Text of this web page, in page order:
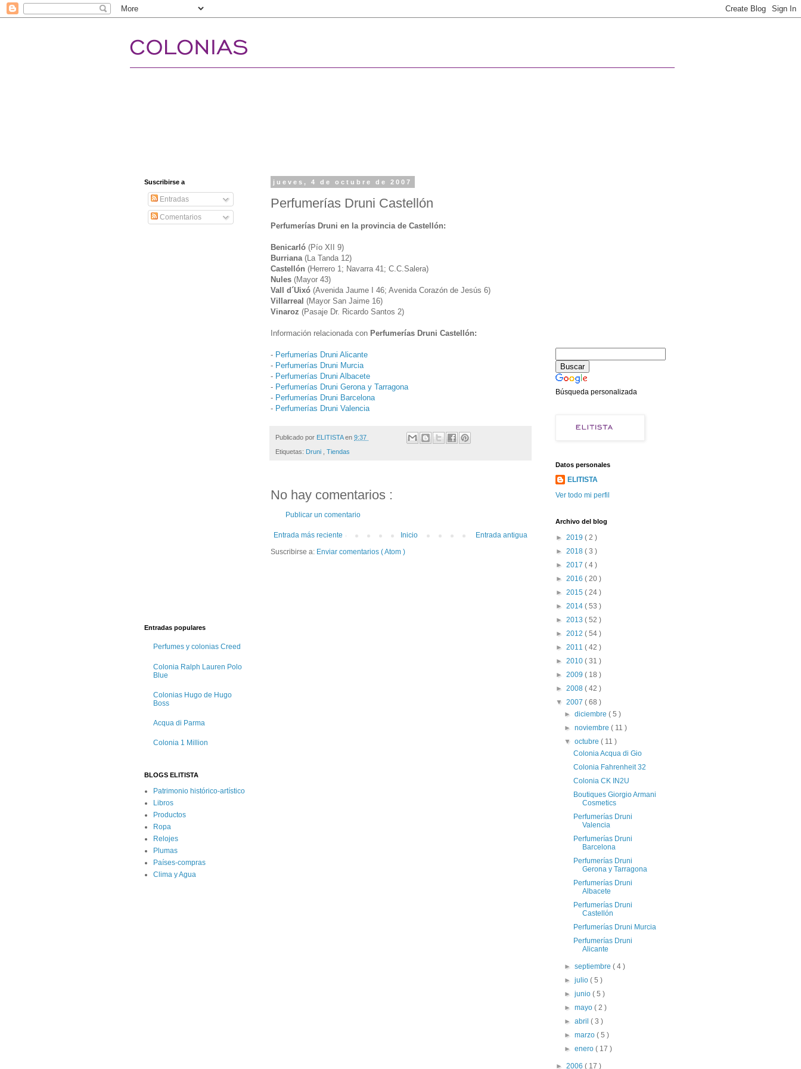
jueves, 4 de octubre de 2007
Perfumerías Druni Castellón
Perfumerías Druni en la provincia de Castellón:
Benicarló (Pío XII 9)
Burriana (La Tanda 12)
Castellón (Herrero 1; Navarra 41; C.C.Salera)
Nules (Mayor 43)
Vall d´Uixó (Avenida Jaume I 46; Avenida Corazón de Jesús 6)
Villarreal (Mayor San Jaime 16)
Vinaroz (Pasaje Dr. Ricardo Santos 2)
Información relacionada con Perfumerías Druni Castellón:
- Perfumerías Druni Alicante
- Perfumerías Druni Murcia
- Perfumerías Druni Albacete
- Perfumerías Druni Gerona y Tarragona
- Perfumerías Druni Barcelona
- Perfumerías Druni Valencia
Publicado por ELITISTAen 9:37
Etiquetas: Druni Tiendas
No hay comentarios :
Publicar un comentario
Entrada más reciente Entrada antigua
Inicio
Suscribirse a: Enviar comentarios ( Atom )
Suscribirse a
Entradas
Comentarios
Entradas populares
Perfumes y colonias Creed
Colonia Ralph Lauren Polo
Blue
Colonias Hugo de Hugo
Boss
Acqua di Parma
Colonia 1 Million
BLOGS ELITISTA
Patrimonio histórico-artístico
Libros
Productos
Ropa
Relojes
Plumas
Países-compras
Clima y Agua
Búsqueda personalizada
Datos personales
ELITISTA
Ver todo mi perfil
Archivo del blog
► 2019 ( 2 )
► 2018 ( 3 )
► 2017 ( 4 )
► 2016 ( 20 )
► 2015 ( 24 )
► 2014 ( 53 )
► 2013 ( 52 )
► 2012 ( 54 )
► 2011 ( 42 )
► 2010 ( 31 )
► 2009 ( 18 )
► 2008 ( 42 )
▼ 2007 ( 68 )
►diciembre( 5 )
►noviembre( 11 )
▼octubre( 11 )
Colonia Acqua di Gio
Colonia Fahrenheit 32
Colonia CK IN2U
Boutiques Giorgio Armani
Cosmetics
Perfumerías Druni
Valencia
Perfumerías Druni
Barcelona
Perfumerías Druni
Gerona y Tarragona
Perfumerías Druni
Albacete
Perfumerías Druni
Castellón
Perfumerías Druni Murcia
Perfumerías Druni
Alicante
►septiembre( 4 )
►julio( 5 )
►junio( 5 )
►mayo( 2 )
►abril( 3 )
►marzo( 5 )
►enero( 17 )
► 2006 ( 17 )